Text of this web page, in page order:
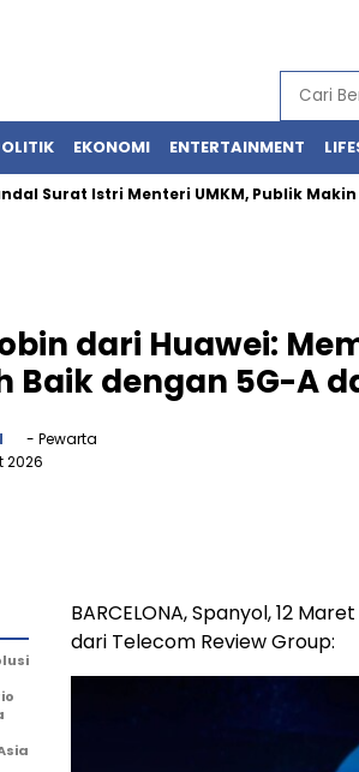
EKONOMI ENTERTAINMENT
Surat Istri Menteri UMKM, Publik
dari Huawei:
Baik dengan 5G-A
- Pewarta
2026
BARCELONA, Spanyol, 12
dari Telecom Review Group: